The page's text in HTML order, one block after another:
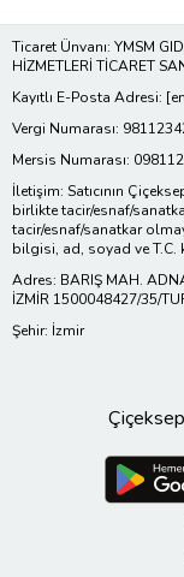
Ticaret Ünvanı: YMSM
HİZMETLERİ TİCARET
Kayıtlı E-Posta Adresi:
Vergi Numarası:
Mersis Numarası:
İletişim: Satıcının
birlikte tacir/esnaf/
tacir/esnaf/sanatkar
bilgisi, ad, soyad ve T.C.
Adres: BARIŞ MAH.
İZMİR 1500048427/35/
Şehir: İzmir